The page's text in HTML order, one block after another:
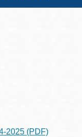
2025 (PDF)